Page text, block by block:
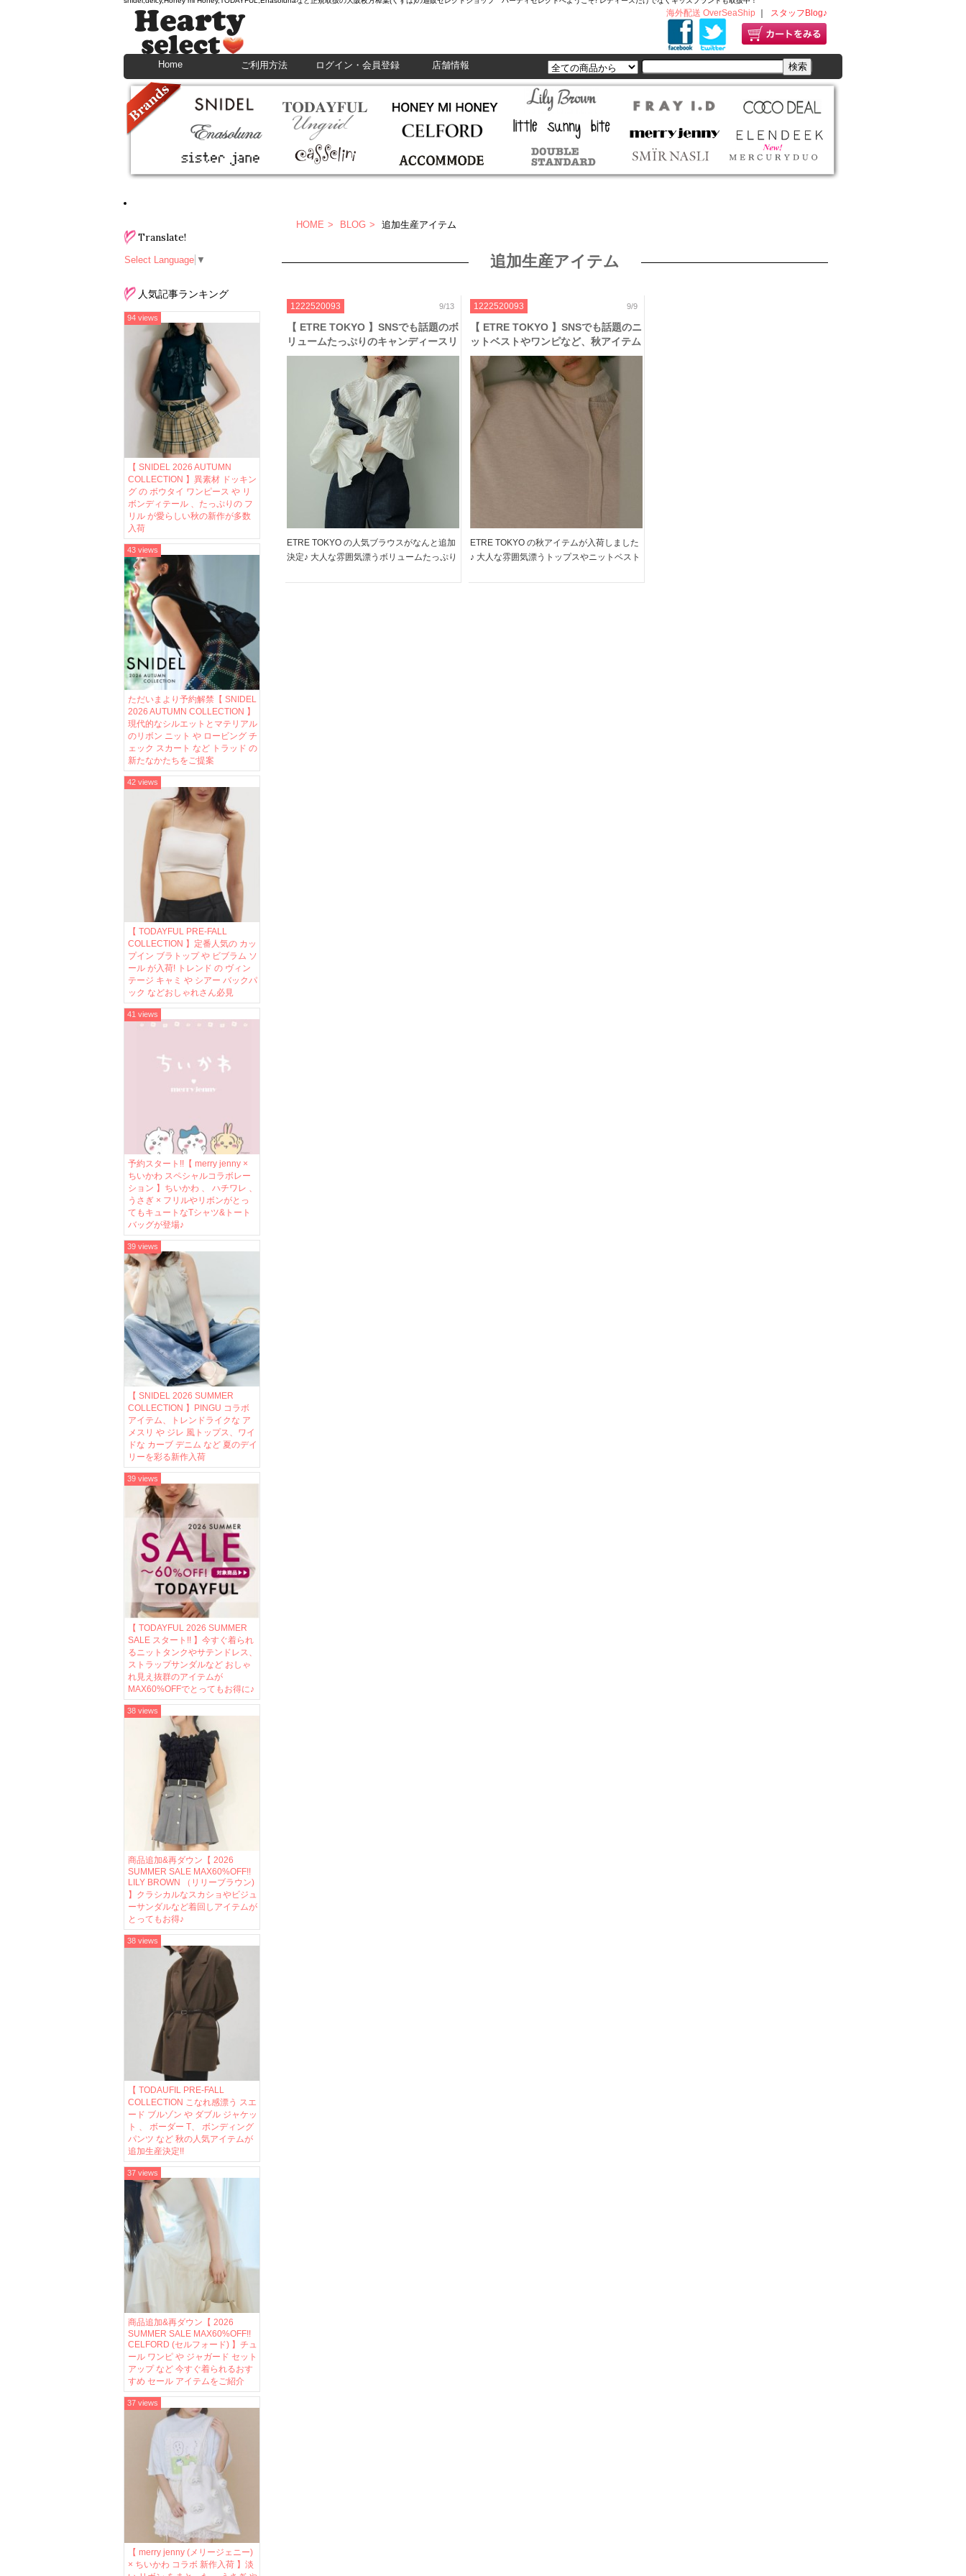
海外配送 OverSeaShip スタッフBlog♪
Home ご利用方法 ログイン・会員登録 店舗情報
Translate!
Select Language ▼
人気記事ランキング
【 SNIDEL 2026 AUTUMN
COLLECTION 】異素材 ドッキン
グ の ボウタイ ワンピース や リ
ボンディテール 、たっぷりの フ
リル が愛らしい秋の新作が多数
入荷
94 views
ただいまより予約解禁【 SNIDEL
2026 AUTUMN COLLECTION 】
現代的なシルエットとマテリアル
のリボン ニット や ロービング チ
ェック スカート など トラッド の
新たなかたちをご提案
43 views
【 TODAYFUL PRE-FALL
COLLECTION 】定番人気の カッ
プイン ブラトップ や ビブラム ソ
ール が入荷! トレンド の ヴィン
テージ キャミ や シアー バックパ
ック などおしゃれさん必見
42 views
予約スタート!!【 merry jenny ×
ちいかわ スペシャルコラボレー
ション 】ちいかわ 、 ハチワレ 、
うさぎ × フリルやリボンがとっ
てもキュートなTシャツ&トート
バッグが登場♪
41 views
【 SNIDEL 2026 SUMMER
COLLECTION 】PINGU コラボ
アイテム、トレンドライクな ア
メスリ や ジレ 風トップス、ワイ
ドな カーブ デニム など 夏のデイ
リーを彩る新作入荷
39 views
【 TODAYFUL 2026 SUMMER
SALE スタート!! 】今すぐ着られ
るニットタンクやサテンドレス、
ストラップサンダルなど おしゃ
れ見え抜群のアイテムが
MAX60%OFFでとってもお得に♪
39 views
商品追加&再ダウン【 2026
SUMMER SALE MAX60%OFF!!
LILY BROWN （リリーブラウン)
】クラシカルなスカショやビジュ
ーサンダルなど着回しアイテムが
とってもお得♪
38 views
【 TODAUFIL PRE-FALL
COLLECTION こなれ感漂う スエ
ード ブルゾン や ダブル ジャケッ
ト 、 ボーダー T、 ボンディング
パンツ など 秋の人気アイテムが
追加生産決定!!
38 views
商品追加&再ダウン【 2026
SUMMER SALE MAX60%OFF!!
CELFORD (セルフォード) 】チュ
ール ワンピ や ジャガード セット
アップ など 今すぐ着られるおす
すめ セール アイテムをご紹介
37 views
【 merry jenny (メリージェニー)
× ちいかわ コラボ 新作入荷 】淡
37 views
HOME BLOG 追加生産アイテム
追加生産アイテム
1222520093 9/13
【 ETRE TOKYO 】SNSでも話題のボ
リュームたっぷりのキャンディースリ
ーブブラウスが追加決定♪
ETRE TOKYO の人気ブラウスがなんと追加
決定♪ 大人な雰囲気漂うボリュームたっぷり
済の秋に活躍するモードなアイテムばか
1222520093 9/9
【 ETRE TOKYO 】SNSでも話題のニ
ットベストやワンピなど、秋アイテム
が入荷＆おすすめトップスも♪
ETRE TOKYO の秋アイテムが入荷しました
♪ 大人な雰囲気漂うトップスやニットベスト
躍するモードなアイテムばかり。。。 是非